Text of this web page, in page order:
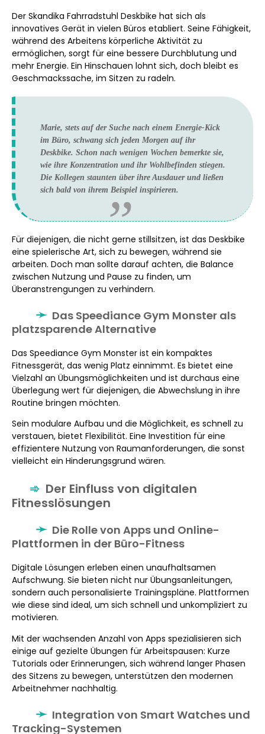
Der Skandika Fahrradstuhl Deskbike hat sich als
innovatives Gerät in vielen Büros etabliert. Seine Fähigkeit,
während des Arbeitens körperliche Aktivität zu
ermöglichen, sorgt für eine bessere Durchblutung und
mehr Energie. Ein Hinschauen lohnt sich, doch bleibt es
Geschmackssache, im Sitzen zu radeln.
Marie, stets auf der Suche nach einem Energie-Kick
im Büro, schwang sich jeden Morgen auf ihr
Deskbike. Schon nach wenigen Wochen bemerkte sie,
wie ihre Konzentration und ihr Wohlbefinden stiegen.
Die Kollegen staunten über ihre Ausdauer und ließen
sich bald von ihrem Beispiel inspirieren.
Für diejenigen, die nicht gerne stillsitzen, ist das Deskbike
eine spielerische Art, sich zu bewegen, während sie
arbeiten. Doch man sollte darauf achten, die Balance
zwischen Nutzung und Pause zu finden, um
Überanstrengungen zu verhindern.
Das Speediance Gym Monster als
platzsparende Alternative
Das Speediance Gym Monster ist ein kompaktes
Fitnessgerät, das wenig Platz einnimmt. Es bietet eine
Vielzahl an Übungsmöglichkeiten und ist durchaus eine
Überlegung wert für diejenigen, die Abwechslung in ihre
Routine bringen möchten.
Sein modulare Aufbau und die Möglichkeit, es schnell zu
verstauen, bietet Flexibilität. Eine Investition für eine
effizientere Nutzung von Raumanforderungen, die sonst
vielleicht ein Hinderungsgrund wären.
Der Einfluss von digitalen
Fitnesslösungen
Die Rolle von Apps und Online-
Plattformen in der Büro-Fitness
Digitale Lösungen erleben einen unaufhaltsamen
Aufschwung. Sie bieten nicht nur Übungsanleitungen,
sondern auch personalisierte Trainingspläne. Plattformen
wie diese sind ideal, um sich schnell und unkompliziert zu
motivieren.
Mit der wachsenden Anzahl von Apps spezialisieren sich
einige auf gezielte Übungen für Arbeitspausen: Kurze
Tutorials oder Erinnerungen, sich während langer Phasen
des Sitzens zu bewegen, unterstützen den modernen
Arbeitnehmer nachhaltig.
Integration von Smart Watches und
Tracking-Systemen